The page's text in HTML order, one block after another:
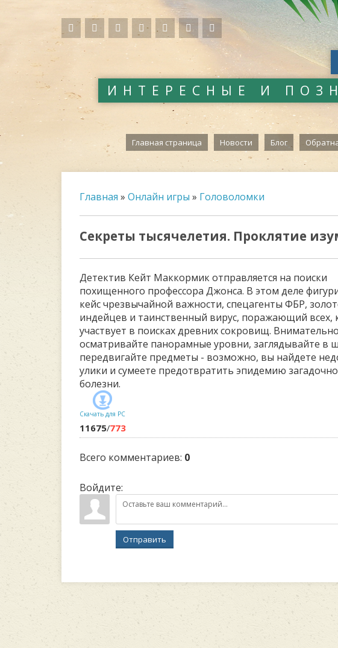
ИНТЕРЕСНЫЕ И
Главная страница Новости Блог
Главная » Онлайн игры » Головоломки
Секреты тысячелетия. Проклятие
Детектив Кейт Маккормик отправляется на поиски
похищенного профессора Джонса. В этом деле
кейс чрезвычайной важности, спецагенты ФБР,
индейцев и таинственный вирус, поражающий всех,
участвует в поисках древних сокровищ. Внимательно
осматривайте панорамные уровни, заглядывайте в
передвигайте предметы - возможно, вы найдете
улики и сумеете предотвратить эпидемию
болезни.
Скачать для PC
11675/773
Всего комментариев: 0
Войдите:
Отправить